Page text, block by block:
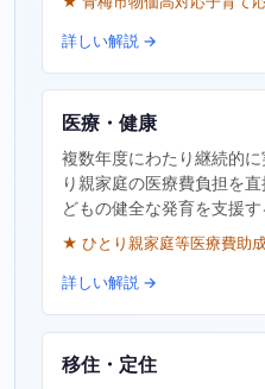
詳しい解説 →
医療・健康
複数年度にわたり継続的
り親家庭の医療費負担を
どもの健全な発育を支援
★ ひとり親家庭等医療費助
詳しい解説 →
移住・定住